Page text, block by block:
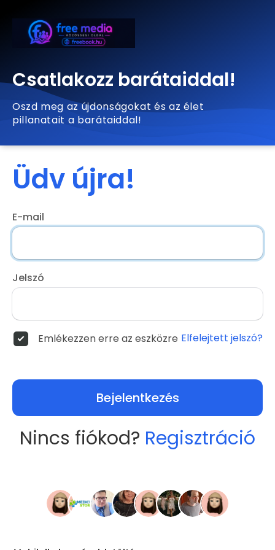
Csatlakozz barátaiddal!
Oszd meg az újdonságokat és az élet
pillanatait a barátaiddal!
Üdv újra!
E-mail
Jelszó
Emlékezzen erre az eszközre Elfelejtett jelszó?
Bejelentkezés
Nincs fiókod? Regisztráció